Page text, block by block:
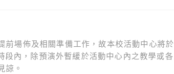
場佈及相關準備工作，故本校活動中心將於
內，除預演外暫緩於活動中心內之教學或各
諒。